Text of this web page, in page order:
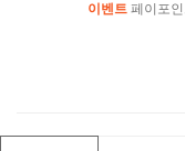
이벤트 페이포